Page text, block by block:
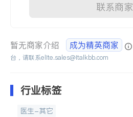
联系商家
暂无商家介绍 成为精英商家
台，请联系elite.sales@italkbb.com
行业标签
医生-其它